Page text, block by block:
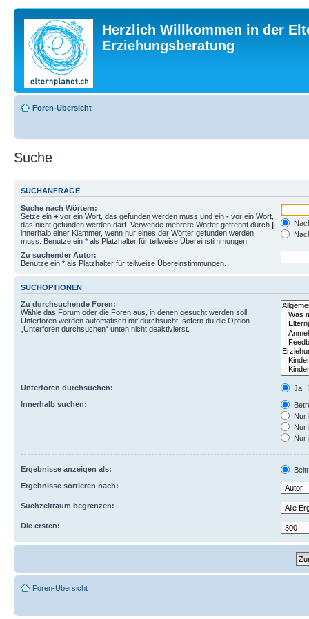
Herzlich Willkommen in der
Erziehungsberatung
Foren-Übersicht
Suche
SUCHANFRAGE
Suche nach Wörtern:
Setze ein + vor ein Wort, das gefunden werden muss und ein - vor ein Wort,
das nicht gefunden werden darf. Verwende mehrere Wörter getrennt durch |
innerhalb einer Klammer, wenn nur eines der Wörter gefunden werden
muss. Benutze ein * als Platzhalter für teilweise Übereinstimmungen.
Zu suchender Autor:
Benutze ein * als Platzhalter für teilweise Übereinstimmungen.
SUCHOPTIONEN
Zu durchsuchende Foren:
Wähle das Forum oder die Foren aus, in denen gesucht werden soll.
Unterforen werden automatisch mit durchsucht, sofern du die Option
„Unterforen durchsuchen“ unten nicht deaktivierst.
Unterforen durchsuchen:
Ja
Innerhalb suchen:
Nur
Nur
Nur
Ergebnisse anzeigen als:
Ergebnisse sortieren nach:
Suchzeitraum begrenzen:
Die ersten:
Foren-Übersicht